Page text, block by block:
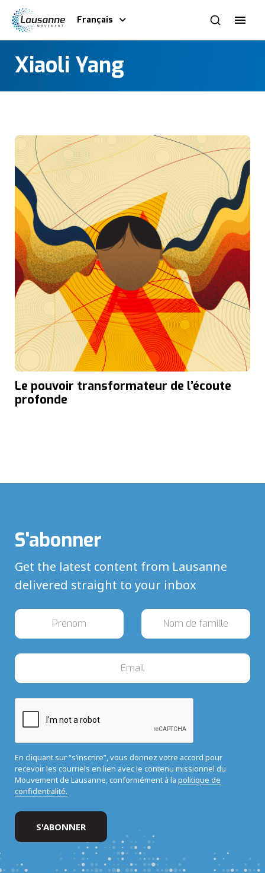
Français
Xiaoli Yang
Le pouvoir transformateur de l’écoute
profonde
S'abonner
Get the latest content from Lausanne
delivered straight to your inbox
En cliquant sur “s’inscrire”, vous donnez votre accord pour
recevoir les courriels en lien avec le contenu missionnel du
Mouvement de Lausanne, conformément à la politique de
confidentialité.